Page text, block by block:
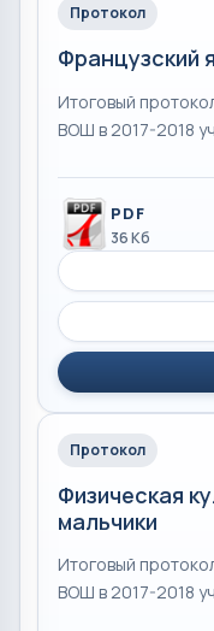
Протокол
Итоговый
ВОШ в 2017-2018
PDF
36 Кб
Протокол
Физическая
мальчики
Итоговый
ВОШ в 2017-2018